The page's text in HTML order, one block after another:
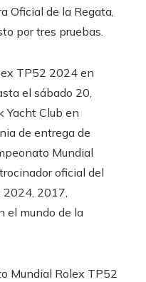
Oficial de la Regata,
por tres pruebas.
TP52 2024 en
el sábado 20,
Yacht Club en
de entrega de
Mundial
oficial del
2024. 2017,
el mundo de la
Mundial Rolex TP52